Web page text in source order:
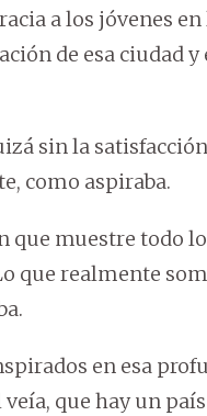
a los jóvenes en
de esa ciudad y
sin la
como aspiraba.
que muestre todo
que realmente
en esa
que hay un país